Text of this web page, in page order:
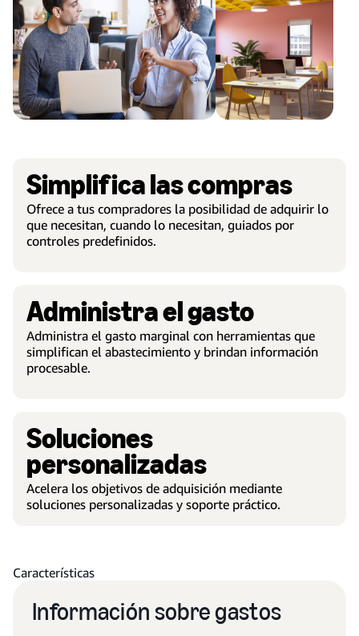
Simplifica las compras
Ofrece a tus compradores la posibilidad de adquirir lo
que necesitan, cuando lo necesitan, guiados por
controles predefinidos.
Administra el gasto
Administra el gasto marginal con herramientas que
simplifican el abastecimiento y brindan información
procesable.
Soluciones
personalizadas
Acelera los objetivos de adquisición mediante
soluciones personalizadas y soporte práctico.
Características
Información sobre gastos